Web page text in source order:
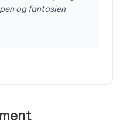
og fantasien